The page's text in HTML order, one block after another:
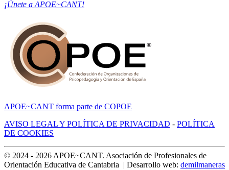
¡Únete a APOE~CANT!
APOE~CANT forma parte de COPOE
AVISO LEGAL Y POLÍTICA DE PRIVACIDAD - POLÍTICA
DE COOKIES
© 2024 - 2026 APOE~CANT. Asociación de Profesionales de
Orientación Educativa de Cantabria | Desarrollo web: demilmaneras